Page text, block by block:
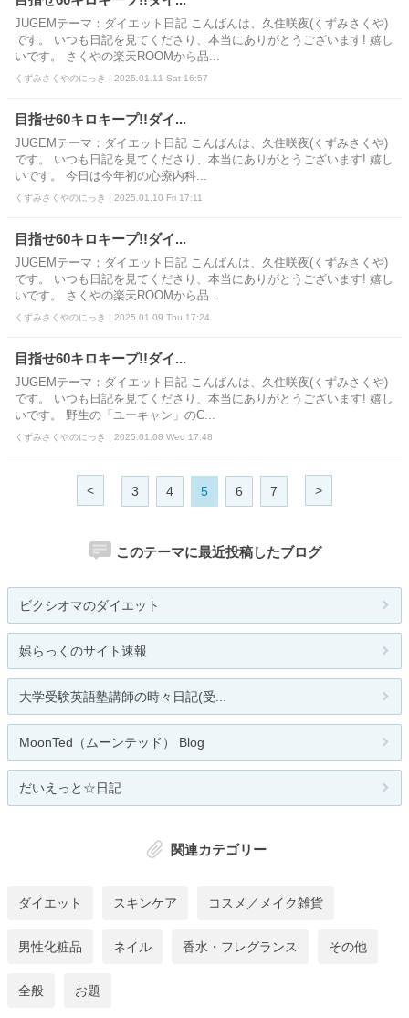
JUGEMテーマ：ダイエット日記 こんばんは、久住咲夜(くずみさくや)
です。 いつも日記を見てくださり、本当にありがとうございます! 嬉し
いです。 さくやの楽天ROOMから品...
くずみさくやのにっき | 2025.01.11 Sat 16:57
目指せ60キロキープ!!ダイ...
JUGEMテーマ：ダイエット日記 こんばんは、久住咲夜(くずみさくや)
です。 いつも日記を見てくださり、本当にありがとうございます! 嬉し
いです。 今日は今年初の心療内科...
くずみさくやのにっき | 2025.01.10 Fri 17:11
目指せ60キロキープ!!ダイ...
JUGEMテーマ：ダイエット日記 こんばんは、久住咲夜(くずみさくや)
です。 いつも日記を見てくださり、本当にありがとうございます! 嬉し
いです。 さくやの楽天ROOMから品...
くずみさくやのにっき | 2025.01.09 Thu 17:24
目指せ60キロキープ!!ダイ...
JUGEMテーマ：ダイエット日記 こんばんは、久住咲夜(くずみさくや)
です。 いつも日記を見てくださり、本当にありがとうございます! 嬉し
いです。 野生の「ユーキャン」のC...
くずみさくやのにっき | 2025.01.08 Wed 17:48
< 3 4 5 6 7 >
このテーマに最近投稿したブログ
ビクシオマのダイエット
娯らっくのサイト速報
大学受験英語塾講師の時々日記(受...
MoonTed（ムーンテッド） Blog
だいえっと☆日記
関連カテゴリー
ダイエット スキンケア コスメ／メイク雑貨
男性化粧品 ネイル 香水・フレグランス その他
全般 お題